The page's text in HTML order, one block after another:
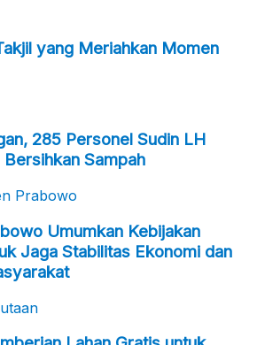
yang Meriahkan Momen
285 Personel Sudin LH
Sampah
Umumkan Kebijakan
Jaga Stabilitas Ekonomi dan